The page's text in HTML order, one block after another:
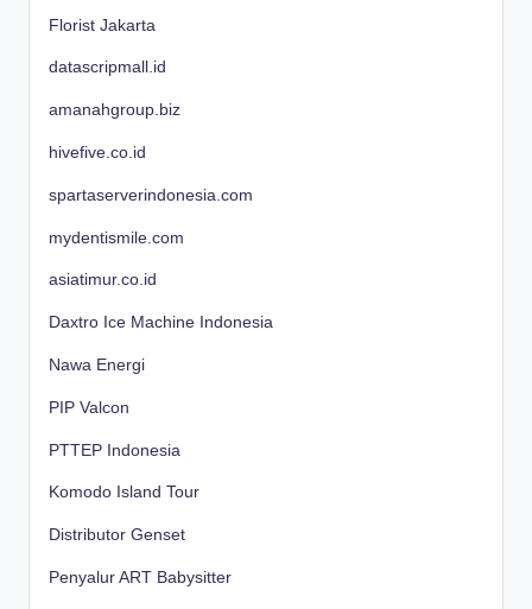
Florist Jakarta
datascripmall.id
amanahgroup.biz
hivefive.co.id
spartaserverindonesia.com
mydentismile.com
asiatimur.co.id
Daxtro Ice Machine Indonesia
Nawa Energi
PIP Valcon
PTTEP Indonesia
Komodo Island Tour
Distributor Genset
Penyalur ART Babysitter